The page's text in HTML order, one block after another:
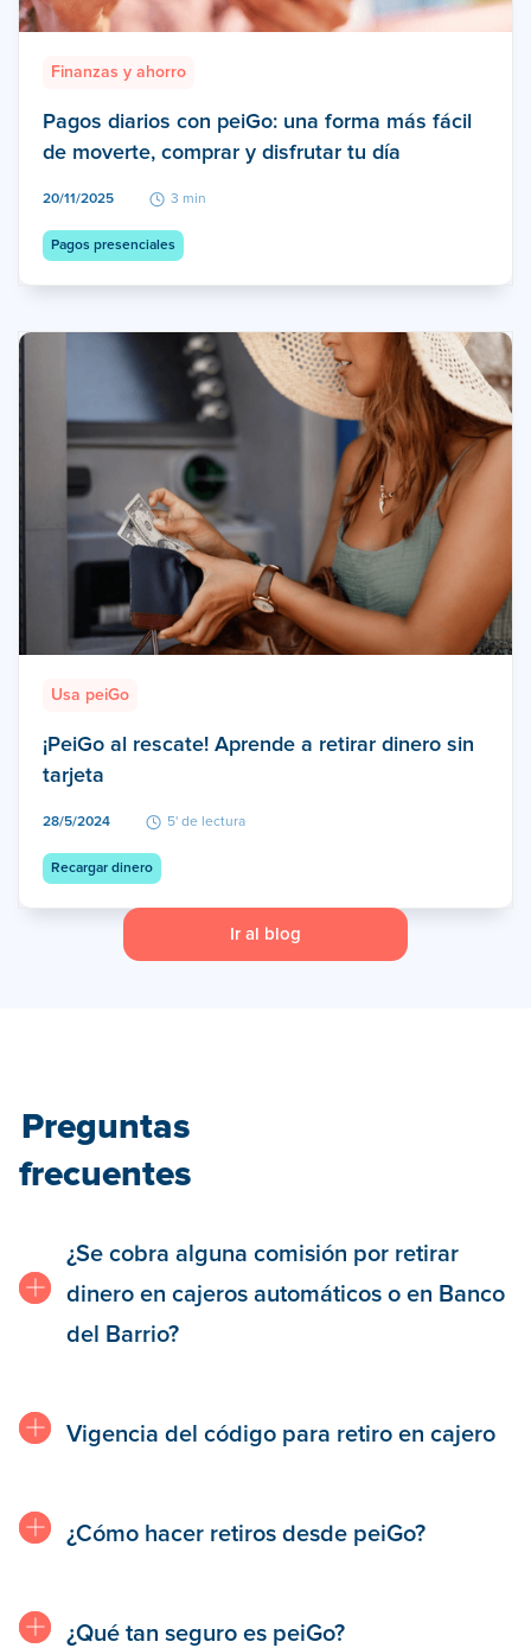
Finanzas y ahorro
Pagos diarios con peiGo: una forma más fácil
de moverte, comprar y disfrutar tu día
20/11/2025 3 min
Pagos presenciales
Usa peiGo
¡PeiGo al rescate! Aprende a retirar dinero sin
tarjeta
28/5/2024 5' de lectura
Recargar dinero
Ir al blog
Preguntas
frecuentes
¿Se cobra alguna comisión por retirar
dinero en cajeros automáticos o en Banco
del Barrio?
Vigencia del código para retiro en cajero
¿Cómo hacer retiros desde peiGo?
¿Qué tan seguro es peiGo?